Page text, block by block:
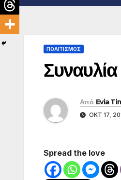
ΠΟΛΙΤΙΣΜΟΣ
Από Evia
ΟΚΤ 17,
Spread the love